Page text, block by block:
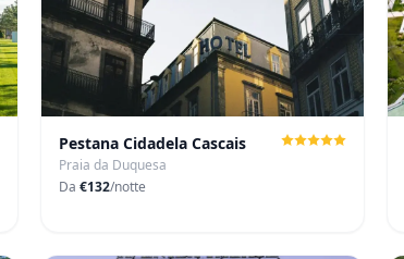
Pestana Cidadela Cascais
Praia da Duquesa
Da €132/notte